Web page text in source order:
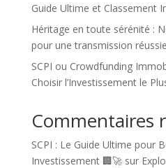
Guide Ultime et Classement
Héritage en toute sérénité :
pour une transmission réussie
SCPI ou Crowdfunding
Choisir l’Investissement le
Commentaires
SCPI : Le Guide Ultime pour
Investissement 🏢🚀sur